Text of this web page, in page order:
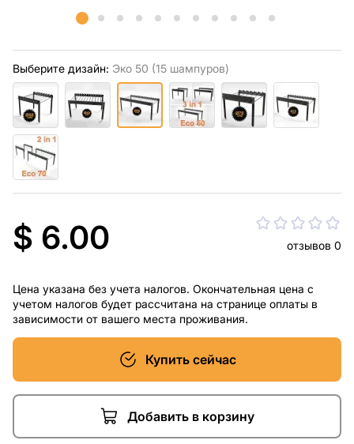
Выберите дизайн: Экo 50 (15 шампуров)
$ 6.00 отзывов 0
Цена указана без учета налогов. Окончательная цена с
учетом налогов будет рассчитана на странице оплаты в
зависимости от вашего места проживания.
Купить сейчас
Добавить в корзину